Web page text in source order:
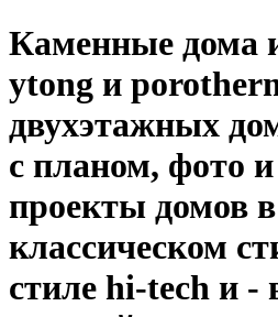
Каменные дома
ytong и
двухэтажных
с планом, фото
проекты домов в
классическом
стиле hi-tech и -